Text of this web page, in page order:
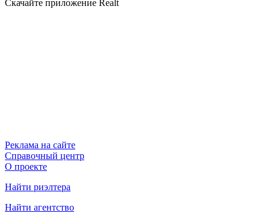
Скачайте приложение Realt
Реклама на сайте
Справочный центр
О проекте
Найти риэлтера
Найти агентство